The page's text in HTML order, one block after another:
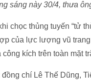
sáng này 30/4, thưa
chọc thủng tuyến “tử
của lực lượng vũ
kích trên toàn mặt
chí Lê Thế Dũng,